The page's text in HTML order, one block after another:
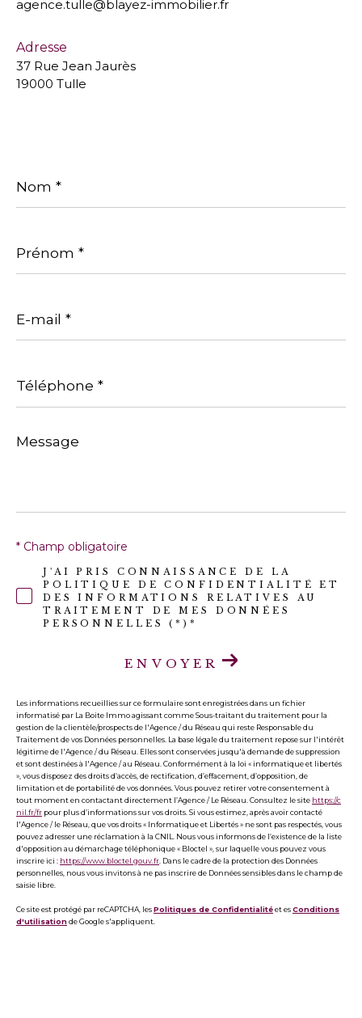
agence.tulle@blayez-immobilier.fr
Adresse
37 Rue Jean Jaurès
19000 Tulle
*
*
mail
*
*
Message
*
J'AI PRIS CONNAISSANCE DE LA
POLITIQUE DE CONFIDENTIALITÉ ET
DES INFORMATIONS RELATIVES AU
TRAITEMENT DE MES DONNÉES
PERSONNELLES (*)*
* Champ obligatoire
ENVOYER
Les informations recueillies sur ce formulaire sont enregistrées dans un fichier
informatisé par La Boite Immo agissant comme Sous-traitant du traitement pour la
gestion de la clientèle/prospects de l'Agence / du Réseau qui reste Responsable du
Traitement de vos Données personnelles. La base légale du traitement repose sur l'intérêt
légitime de l'Agence / du Réseau. Elles sont conservées jusqu'à demande de suppression
et sont destinées à l'Agence / au Réseau. Conformément à la loi « informatique et libertés
», vous disposez des droits d’accès, de rectification, d’effacement, d’opposition, de
limitation et de portabilité de vos données. Vous pouvez retirer votre consentement à
tout moment en contactant directement l’Agence / Le Réseau. Consultez le site https://c
nil.fr/fr pour plus d’informations sur vos droits. Si vous estimez, après avoir contacté
l'Agence / le Réseau, que vos droits « Informatique et Libertés » ne sont pas respectés, vous
pouvez adresser une réclamation à la CNIL. Nous vous informons de l’existence de la liste
d'opposition au démarchage téléphonique « Bloctel », sur laquelle vous pouvez vous
inscrire ici : https://www.bloctel.gouv.fr . Dans le cadre de la protection des Données
personnelles, nous vous invitons à ne pas inscrire de Données sensibles dans le champ de
saisie libre.
Ce site est protégé par reCAPTCHA, lesPolitiques de Confidentialitéet esConditions
d'utilisationde Google s'appliquent.